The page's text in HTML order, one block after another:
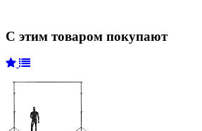
С этим товаром покупают